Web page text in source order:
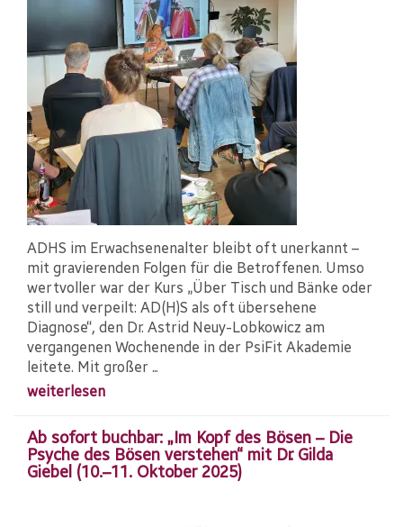
ADHS im Erwachsenenalter bleibt oft unerkannt –
mit gravierenden Folgen für die Betroffenen. Umso
wertvoller war der Kurs „Über Tisch und Bänke oder
still und verpeilt: AD(H)S als oft übersehene
Diagnose“, den Dr. Astrid Neuy-Lobkowicz am
vergangenen Wochenende in der PsiFit Akademie
leitete. Mit großer ...
weiterlesen
Ab sofort buchbar: „Im Kopf des Bösen – Die
Psyche des Bösen verstehen“ mit Dr. Gilda
Giebel (10.–11. Oktober 2025)